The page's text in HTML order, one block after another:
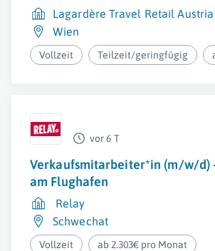
Lagardère Travel Retail
Wien
Vollzeit Teilzeit/geringfügig
vor 6 T
Verkaufsmitarbeiter*in (m/w/d)
am Flughafen
Relay
Schwechat
Vollzeit ab 2.303€ pro Monat